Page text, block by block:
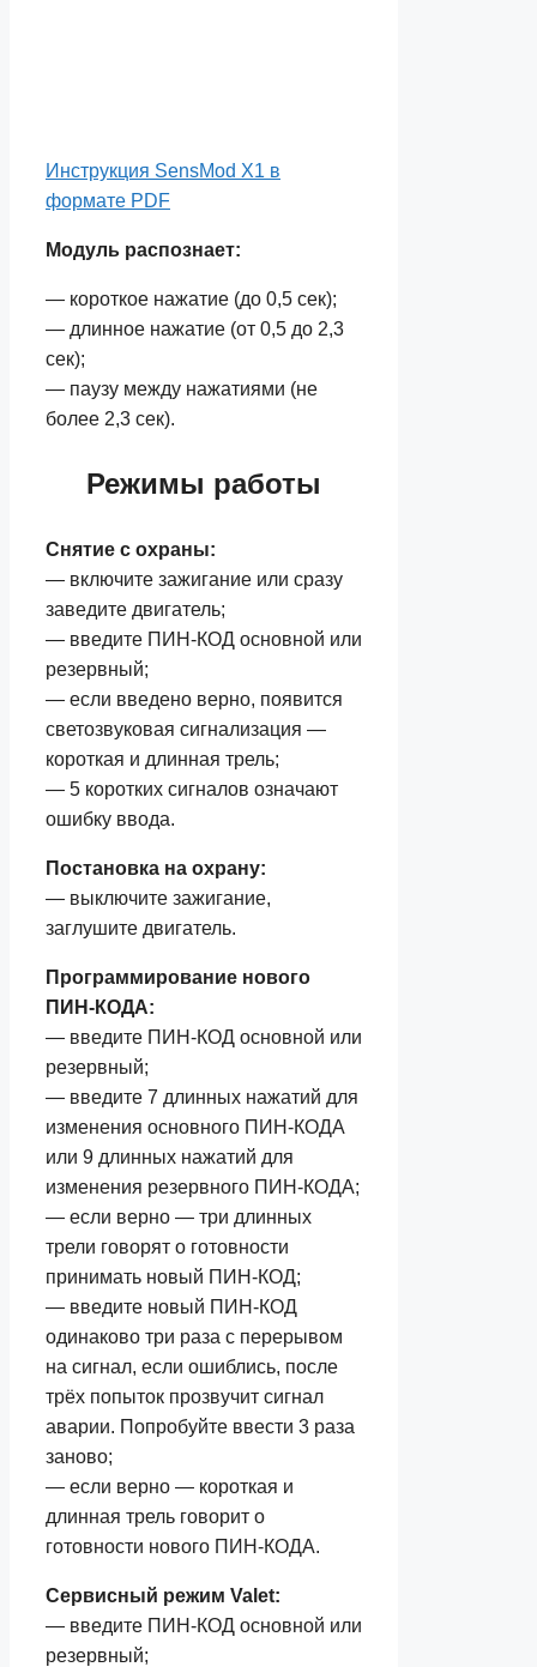
Инструкция SensMod X1 в
формате PDF
Модуль распознает:
— короткое нажатие (до 0,5 сек);
— длинное нажатие (от 0,5 до 2,3
сек);
— паузу между нажатиями (не
более 2,3 сек).
Режимы работы
Снятие с охраны:
— включите зажигание или сразу
заведите двигатель;
— введите ПИН-КОД основной или
резервный;
— если введено верно, появится
светозвуковая сигнализация —
короткая и длинная трель;
— 5 коротких сигналов означают
ошибку ввода.
Постановка на охрану:
— выключите зажигание,
заглушите двигатель.
Программирование нового
ПИН-КОДА:
— введите ПИН-КОД основной или
резервный;
— введите 7 длинных нажатий для
изменения основного ПИН-КОДА
или 9 длинных нажатий для
изменения резервного ПИН-КОДА;
— если верно — три длинных
трели говорят о готовности
принимать новый ПИН-КОД;
— введите новый ПИН-КОД
одинаково три раза с перерывом
на сигнал, если ошиблись, после
трёх попыток прозвучит сигнал
аварии. Попробуйте ввести 3 раза
заново;
— если верно — короткая и
длинная трель говорит о
готовности нового ПИН-КОДА.
Сервисный режим Valet:
— введите ПИН-КОД основной или
резервный;